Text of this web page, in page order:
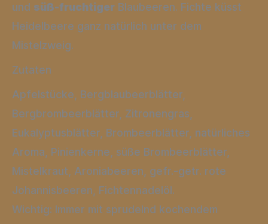
und süß-fruchtiger Blaubeeren. Fichte küsst
Heidelbeere ganz natürlich unter dem
Mistelzweig.
Zutaten
Apfelstücke, Bergblaubeerblätter,
Bergbrombeerblätter, Zitronengras,
Eukalyptusblätter, Brombeerblätter, natürliches
Aroma, Pinienkerne, süße Brombeerblätter,
Mistelkraut, Aroniabeeren, gefr.-getr. rote
Johannisbeeren, Fichtennadelöl.
Wichtig: Immer mit sprudelnd kochendem